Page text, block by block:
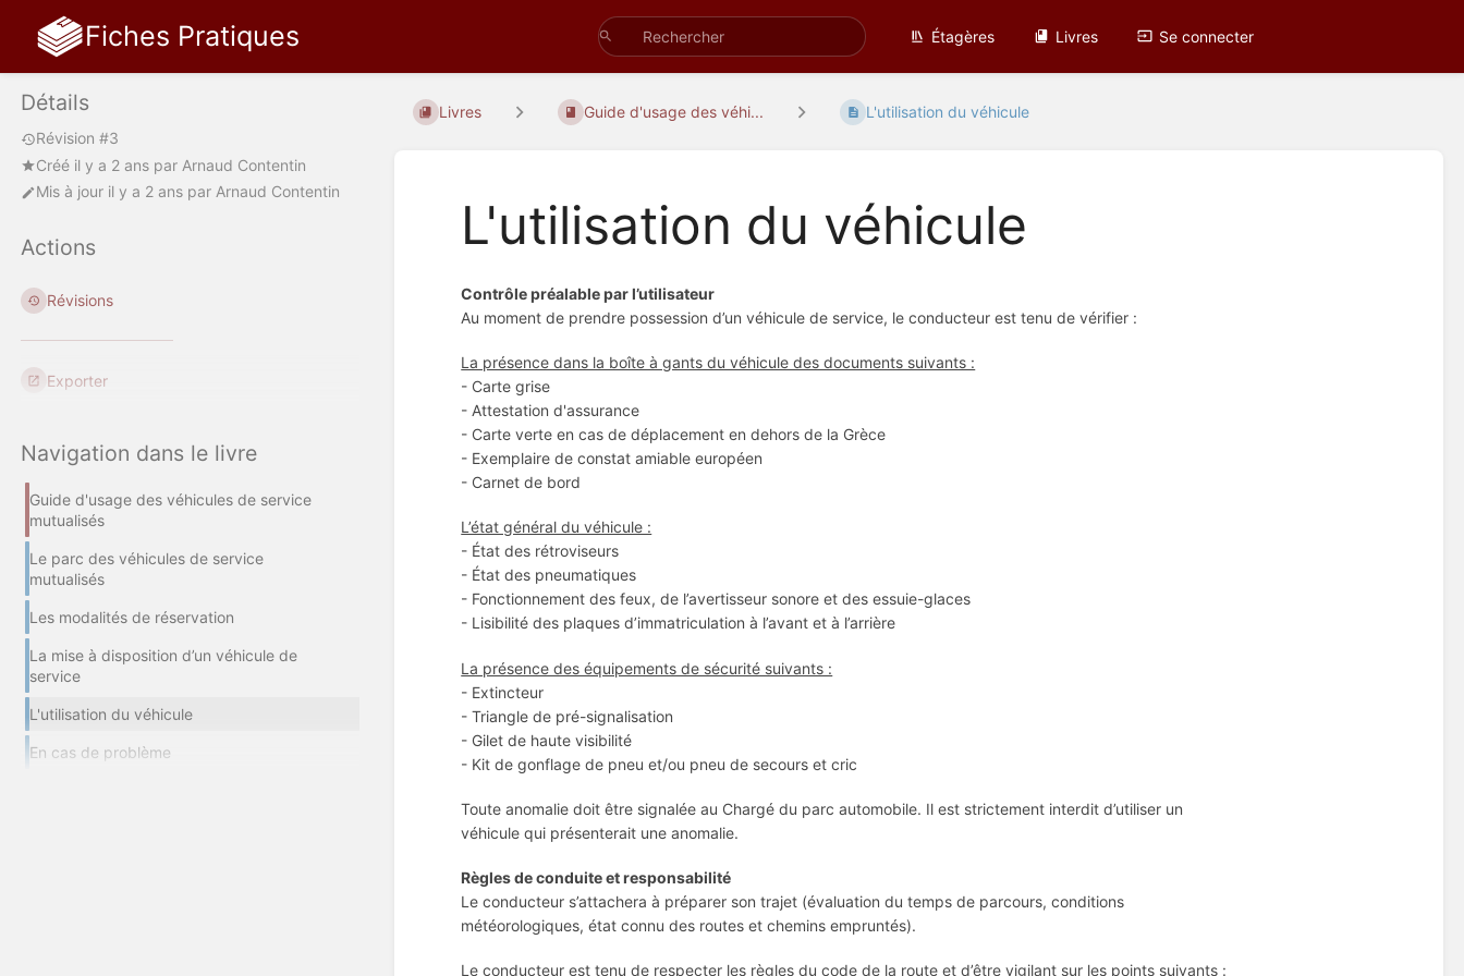
Fiches Pratiques Étagères Livres Se connecter
Détails
Révision #3
Créé il y a 2 ans par Arnaud Contentin
Mis à jour il y a 2 ans par Arnaud Contentin
Actions
Révisions
Exporter
Navigation dans le livre
Guide d'usage des véhicules de service
mutualisés
Le parc des véhicules de service
mutualisés
Les modalités de réservation
La mise à disposition d’un véhicule de
service
L'utilisation du véhicule
En cas de problème
Livres Guide d'usage des véhi... L'utilisation du véhicule
L'utilisation du véhicule
Contrôle préalable par l’utilisateur
Au moment de prendre possession d’un véhicule de service, le conducteur est tenu de vérifier :
La présence dans la boîte à gants du véhicule des documents suivants :
- Carte grise
- Attestation d'assurance
- Carte verte en cas de déplacement en dehors de la Grèce
- Exemplaire de constat amiable européen
- Carnet de bord
L’état général du véhicule :
- État des rétroviseurs
- État des pneumatiques
- Fonctionnement des feux, de l’avertisseur sonore et des essuie-glaces
- Lisibilité des plaques d’immatriculation à l’avant et à l’arrière
La présence des équipements de sécurité suivants :
- Extincteur
- Triangle de pré-signalisation
- Gilet de haute visibilité
- Kit de gonflage de pneu et/ou pneu de secours et cric
Toute anomalie doit être signalée au Chargé du parc automobile. Il est strictement interdit d’utiliser un
véhicule qui présenterait une anomalie.
Règles de conduite et responsabilité
Le conducteur s’attachera à préparer son trajet (évaluation du temps de parcours, conditions
météorologiques, état connu des routes et chemins empruntés).
Le conducteur est tenu de respecter les règles du code de la route et d’être vigilant sur les points suivants :